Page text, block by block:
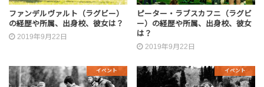
ファンデルヴァルト（ラグビー）
の経歴や所属、出身校、彼女は？
2019年9月22日
ピーター・ラブスカフニ（ラグビ
ー）の経歴や所属、出身校、彼女
は？
2019年9月22日
イベント イベント